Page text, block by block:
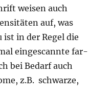
wei­sen auch
auf, was
in der Regel die
ein­ge­scann­te far­
bei Bedarf auch
z.B. schwar­ze,